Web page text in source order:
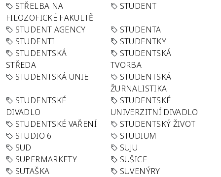
STŘELBA NA
FILOZOFICKÉ FAKULTĚ
STUDENT
STUDENT AGENCY
STUDENTA
STUDENTI
STUDENTKY
STUDENTSKÁ
STŘEDA
STUDENTSKÁ
TVORBA
STUDENTSKÁ UNIE
STUDENTSKÁ
ŽURNALISTIKA
STUDENTSKÉ
DIVADLO
STUDENTSKÉ
UNIVERZITNÍ DIVADLO
STUDENTSKÉ VAŘENÍ
STUDENTSKÝ ŽIVOT
STUDIO 6
STUDIUM
SUD
SUJU
SUPERMARKETY
SUŠICE
SUTAŠKA
SUVENÝRY